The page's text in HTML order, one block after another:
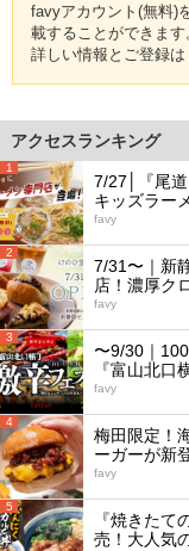
favyアカウント(無料)
載することができます
詳しい情報とご登録は
アクセスランキング
1
7/27│『尾道
キッズラー
favy
2
7/31〜｜新
店！濃厚ク
favy
3
〜9/30｜
『富山北口
favy
4
梅田限定！
ーガーが新
favy
5
『焼きた
売！大人気